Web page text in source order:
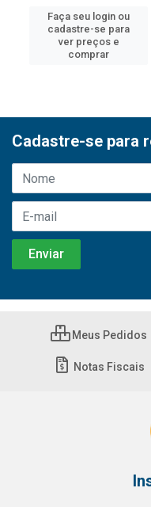
Faça seu login ou
cadastre-se para
ver preços e
comprar
Cadastre-se para
Meus Pedidos
Notas Fiscais